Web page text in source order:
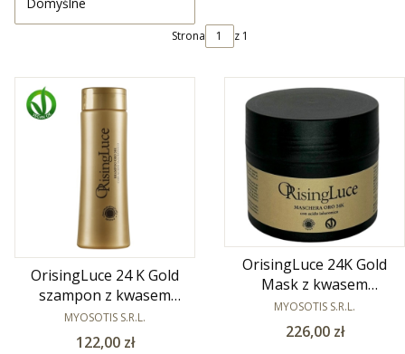
Strona z 1
OrisingLuce 24 K Gold
szampon z kwasem
hialuronowym 250 ml
PRODUCENT
MYOSOTIS S.R.L.
Cena
122,00 zł
OrisingLuce 24K Gold
Mask z kwasem
hialuronowym 150 ml
PRODUCENT
MYOSOTIS S.R.L.
Cena
226,00 zł